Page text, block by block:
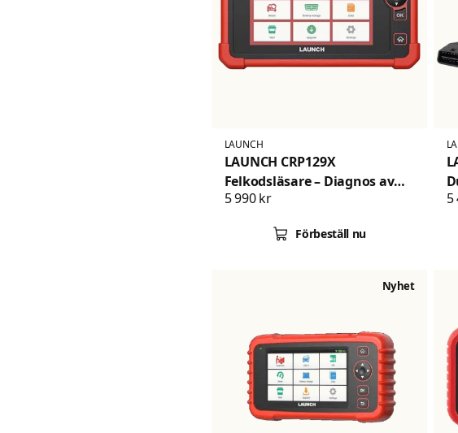
LAUNCH
LAUNCH CRP129X
Felkodsläsare – Diagnos av
Motor, ABS, Airbag och
5 990 kr
Förbeställ nu
5
Nyhet